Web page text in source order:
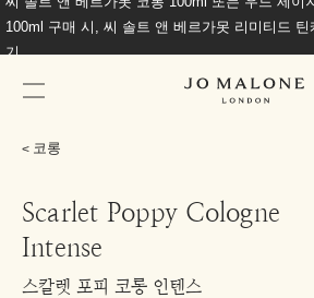
100ml 구매 시, 씨 솔트 앤 베르가못 리미티드 틴
기
코롱
Scarlet Poppy Cologne
Intense
스칼렛 포피 코롱 인텐스